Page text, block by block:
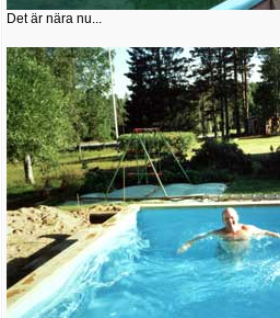
Det är nära nu...